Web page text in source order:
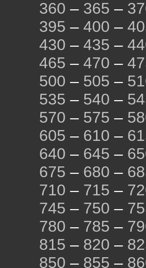
360 – 365 –
395 – 400 –
430 – 435 –
465 – 470 –
500 – 505 –
535 – 540 –
570 – 575 –
605 – 610 –
640 – 645 –
675 – 680 –
710 – 715 –
745 – 750 –
780 – 785 –
815 – 820 –
850 – 855 –